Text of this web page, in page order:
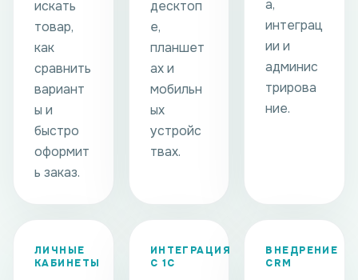
искать
товар,
как
сравнить
вариант
ы и
быстро
оформит
ь заказ.
десктоп
е,
планшет
ах и
мобильн
ых
устройс
твах.
а,
интеграц
ии и
админис
трирова
ние.
ЛИЧНЫЕ
КАБИНЕТЫ
ИНТЕГРАЦИЯ
С 1С
ВНЕДРЕНИЕ
CRM